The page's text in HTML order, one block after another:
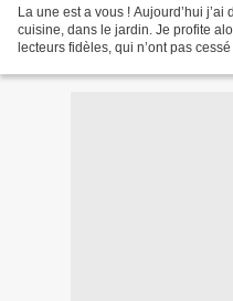
La une est a vous ! Aujourd’hui
cuisine, dans le jardin. Je profite
lecteurs fidèles, qui n’ont pas